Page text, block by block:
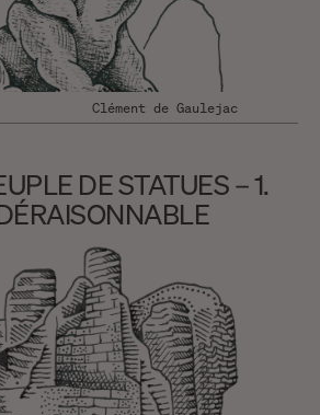
Clément de Gaulejac
DE STATUES – 1.